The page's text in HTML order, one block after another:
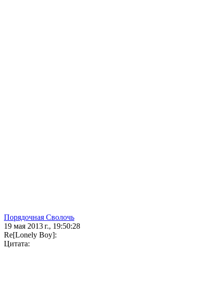
Порядочная Сволочь
19 мая 2013 г., 19:50:28
Re[Lonely Boy]:
Цитата: